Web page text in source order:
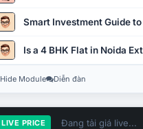
Smart Investment Guide
Is a 4 BHK Flat in Noida
Hide Module Diễn đàn
LIVE PRICE Đang tải giá live...